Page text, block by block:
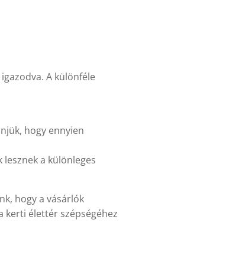
A különféle
hogy ennyien
a különleges
hogy a vásárlók
kerti élettér szépségéhez